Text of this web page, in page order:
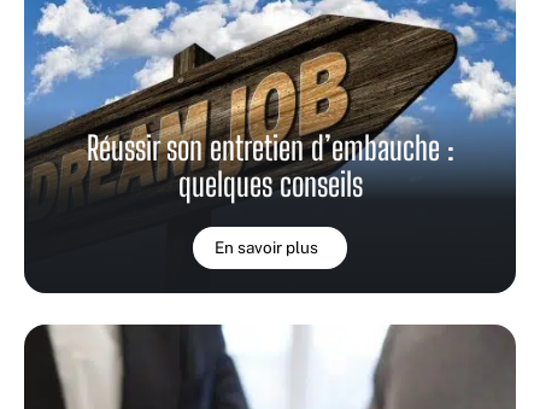
Réussir son entretien d’embauche :
quelques conseils
En savoir plus